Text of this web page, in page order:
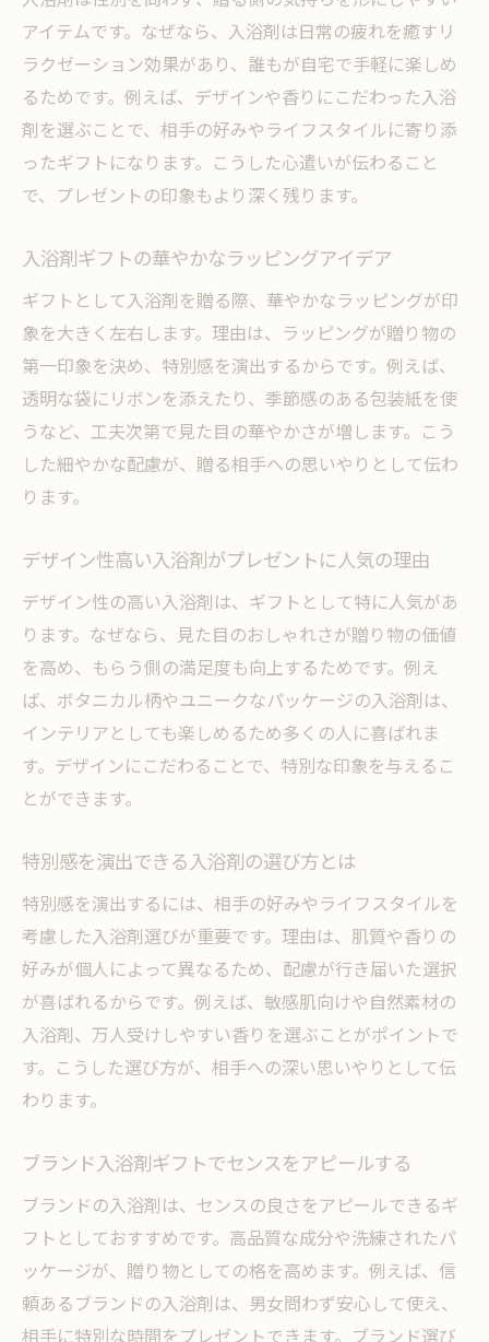
アイテムです。なぜなら、入浴剤は日常の疲れを癒すリ
ラクゼーション効果があり、誰もが自宅で手軽に楽しめ
るためです。例えば、デザインや香りにこだわった入浴
剤を選ぶことで、相手の好みやライフスタイルに寄り添
ったギフトになります。こうした心遣いが伝わること
で、プレゼントの印象もより深く残ります。
入浴剤ギフトの華やかなラッピングアイデア
ギフトとして入浴剤を贈る際、華やかなラッピングが印
象を大きく左右します。理由は、ラッピングが贈り物の
第一印象を決め、特別感を演出するからです。例えば、
透明な袋にリボンを添えたり、季節感のある包装紙を使
うなど、工夫次第で見た目の華やかさが増します。こう
した細やかな配慮が、贈る相手への思いやりとして伝わ
ります。
デザイン性高い入浴剤がプレゼントに人気の理由
デザイン性の高い入浴剤は、ギフトとして特に人気があ
ります。なぜなら、見た目のおしゃれさが贈り物の価値
を高め、もらう側の満足度も向上するためです。例え
ば、ボタニカル柄やユニークなパッケージの入浴剤は、
インテリアとしても楽しめるため多くの人に喜ばれま
す。デザインにこだわることで、特別な印象を与えるこ
とができます。
特別感を演出できる入浴剤の選び方とは
特別感を演出するには、相手の好みやライフスタイルを
考慮した入浴剤選びが重要です。理由は、肌質や香りの
好みが個人によって異なるため、配慮が行き届いた選択
が喜ばれるからです。例えば、敏感肌向けや自然素材の
入浴剤、万人受けしやすい香りを選ぶことがポイントで
す。こうした選び方が、相手への深い思いやりとして伝
わります。
ブランド入浴剤ギフトでセンスをアピールする
ブランドの入浴剤は、センスの良さをアピールできるギ
フトとしておすすめです。高品質な成分や洗練されたパ
ッケージが、贈り物としての格を高めます。例えば、信
頼あるブランドの入浴剤は、男女問わず安心して使え、
相手に特別な時間をプレゼントできます。ブランド選び